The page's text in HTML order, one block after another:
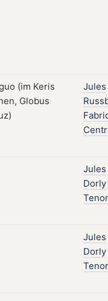
Jules
Jules
Dorly
Tenor
Jules
Dorly
Tenor